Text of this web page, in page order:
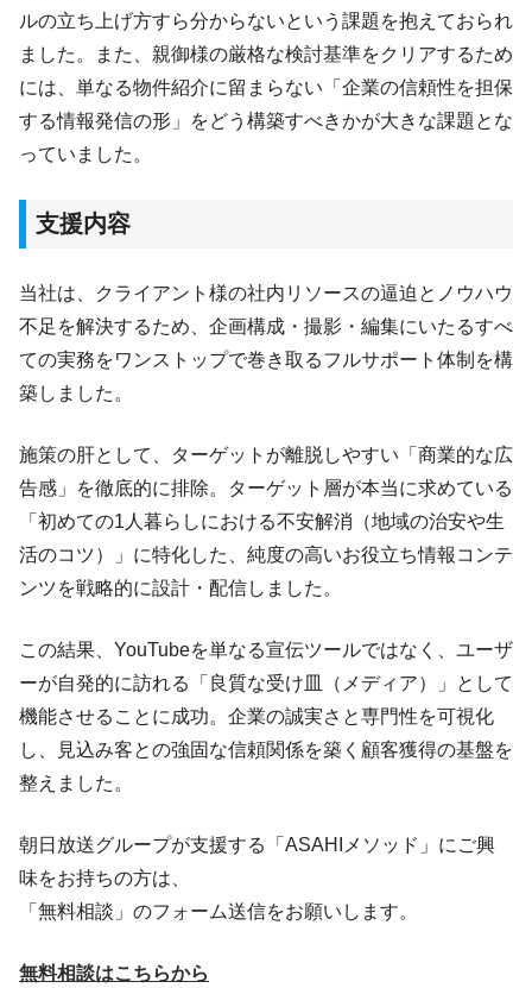
ルの立ち上げ方すら分からないという課題を抱えておられ
ました。また、親御様の厳格な検討基準をクリアするため
には、単なる物件紹介に留まらない「企業の信頼性を担保
する情報発信の形」をどう構築すべきかが大きな課題とな
っていました。
支援内容
当社は、クライアント様の社内リソースの逼迫とノウハウ
不足を解決するため、企画構成・撮影・編集にいたるすべ
ての実務をワンストップで巻き取るフルサポート体制を構
築しました。
施策の肝として、ターゲットが離脱しやすい「商業的な広
告感」を徹底的に排除。ターゲット層が本当に求めている
「初めての1人暮らしにおける不安解消（地域の治安や生
活のコツ）」に特化した、純度の高いお役立ち情報コンテ
ンツを戦略的に設計・配信しました。
この結果、YouTubeを単なる宣伝ツールではなく、ユーザ
ーが自発的に訪れる「良質な受け皿（メディア）」として
機能させることに成功。企業の誠実さと専門性を可視化
し、見込み客との強固な信頼関係を築く顧客獲得の基盤を
整えました。
朝日放送グループが支援する「ASAHIメソッド」にご興
味をお持ちの方は、
「無料相談」のフォーム送信をお願いします。
無料相談はこちらから